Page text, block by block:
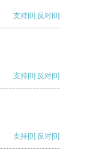
支持[0] 反对[0]
支持[0] 反对[0]
支持[0] 反对[0]